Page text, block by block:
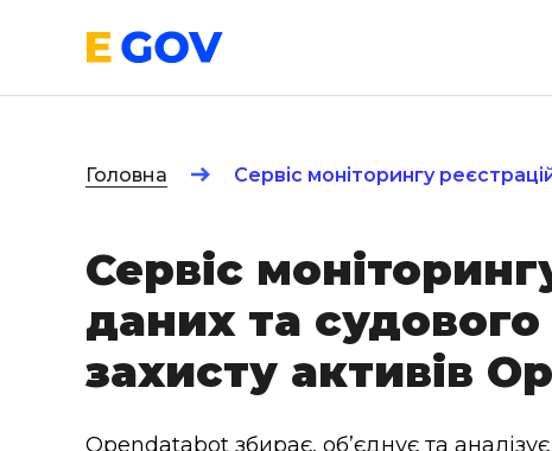
Головна Сервіс моніторингу
Сервіс
даних та
захисту активів
Opendatabot збирає, об’єднує та